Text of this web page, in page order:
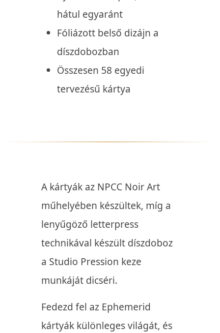
hátul egyaránt
Fóliázott belső dizájn a
díszdobozban
Összesen 58 egyedi
tervezésű kártya
A kártyák az NPCC Noir Art
műhelyében készültek, míg a
lenyűgöző letterpress
technikával készült díszdoboz
a Studio Pression keze
munkáját dicséri.
Fedezd fel az Ephemerid
kártyák különleges világát, és